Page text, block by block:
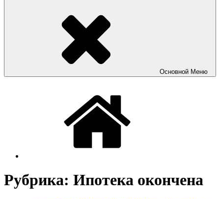
Основной Меню
Рубрика: Ипотека окончена